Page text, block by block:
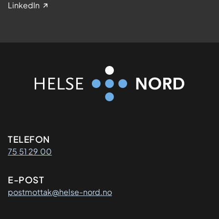
LinkedIn
Kontaktinformasjon
TELEFON
75 51 29 00
E-POST
postmottak@helse-nord.no